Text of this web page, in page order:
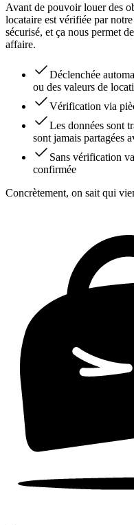
Avant de pouvoir louer des
locataire est vérifiée par
sécurisé, et ça nous permet
affaire.
Déclenchée
ou des valeurs de
Vérification via
Les données sont
sont jamais partagées
Sans vérification
confirmée
Concrètement, on sait qui